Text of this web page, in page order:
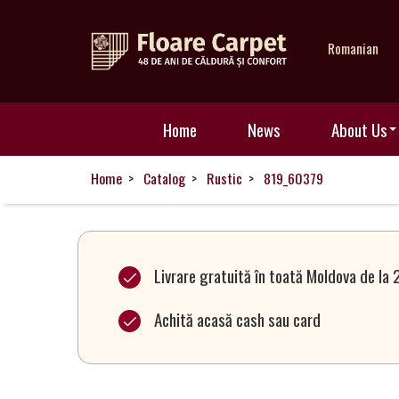
Romanian
Home News About Us
Home
Home Catalog Rustic 819_60379
Livrare gratuită în toată Moldova de la
Achită acasă cash sau card